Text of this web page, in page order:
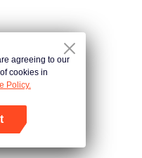
agreeing to our
cookies in
Policy.